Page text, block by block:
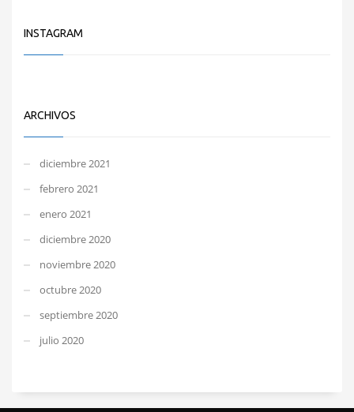
INSTAGRAM
ARCHIVOS
diciembre 2021
febrero 2021
enero 2021
diciembre 2020
noviembre 2020
octubre 2020
septiembre 2020
julio 2020